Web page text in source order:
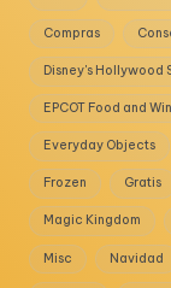
Compras
Disney's Hollywood
EPCOT Food and
Everyday Objects
Frozen Gratis
Magic Kingdom
Misc Navidad